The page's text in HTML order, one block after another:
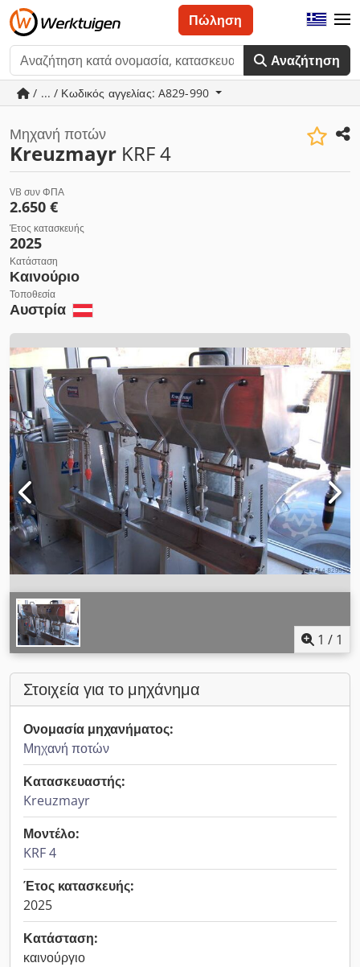
Αναζήτηση
Πώληση
/ ... / Κωδικός αγγελίας: A829-990
Μηχανή ποτών
Kreuzmayr KRF 4
VB συν ΦΠΑ
2.650 €
Έτος κατασκευής
2025
Κατάσταση
Καινούριο
Τοποθεσία
Αυστρία
1 / 1
Στοιχεία για το μηχάνημα
Ονομασία μηχανήματος:
Μηχανή ποτών
Κατασκευαστής:
Kreuzmayr
Μοντέλο:
KRF 4
Έτος κατασκευής:
2025
Κατάσταση:
καινούργιο